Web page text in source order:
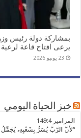
بمشاركة دولة رئيس
يرعى افتاح قاعة
23 يونيو 2026
خبز الحياة اليومي
ﺍﻟﻤﺰﺍﻣﻴﺮ 149:4
“لأَنَّ الرَّبَّ يُسَرُّ بِشَعْبِهِ، يُجَمِّلُ